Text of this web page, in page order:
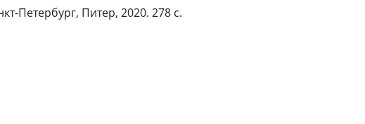
Петербург, Питер, 2020. 278 с.